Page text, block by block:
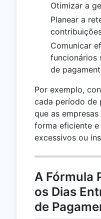
Otimizar a
Planear a
Comunicar
funcionários
de
Por exemplo,
cada período de
que as
forma eficiente
excessivos ou
A Fórmula
os Dias
de